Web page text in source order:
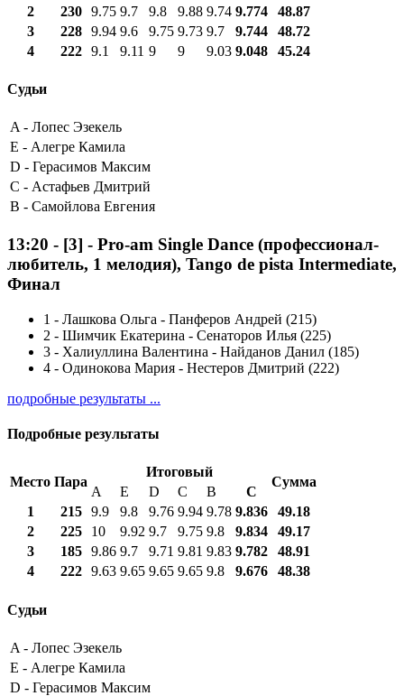
2
230 9.75 9.7 9.8 9.88 9.74 9.774
48.87
3
228 9.94 9.6 9.75 9.73 9.7 9.744
48.72
4
222 9.1 9.11 9 9 9.03 9.048 45.24
Судьи
A - Лопес Эзекель
E - Алегре Камила
D - Герасимов Максим
C - Астафьев Дмитрий
B - Самойлова Евгения
13:20 - [3] - Pro-am Single Dance (профессионал-
любитель, 1 мелодия), Tango de pista Intermediate,
Финал
1 - Лашкова Ольга - Панферов Андрей (215)
2 - Шимчик Екатерина - Сенаторов Илья (225)
3 - Халиуллина Валентина - Найданов Данил (185)
4 - Одинокова Мария - Нестеров Дмитрий (222)
подробные результаты ...
Подробные результаты
Место Пара
Итоговый
Сумма
A E D C B
С
1
215 9.9 9.8 9.76 9.94 9.78 9.836
49.18
2
225 10 9.92 9.7 9.75 9.8 9.834
49.17
3
185 9.86 9.7 9.71 9.81 9.83 9.782
48.91
4
222 9.63 9.65 9.65 9.65 9.8 9.676 48.38
Судьи
A - Лопес Эзекель
E - Алегре Камила
D - Герасимов Максим